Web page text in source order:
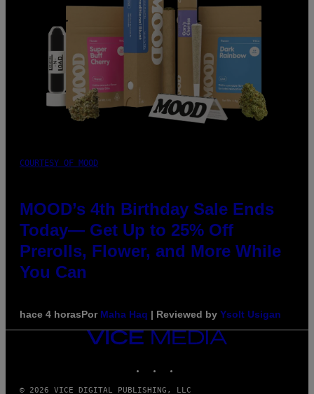
COURTESY OF MOOD
MOOD’s 4th Birthday Sale Ends
Today— Get Up to 25% Off
Prerolls, Flower, and More While
You Can
hace 4 horasPor Maha Haq | Reviewed by Ysolt Usigan
VICE
© 2026 VICE DIGITAL PUBLISHING, LLC